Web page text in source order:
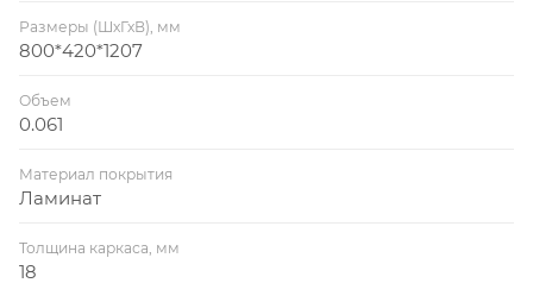
Размеры (ШхГхВ), мм
800*420*1207
Объем
0.061
Материал покрытия
Ламинат
Толщина каркаса, мм
18